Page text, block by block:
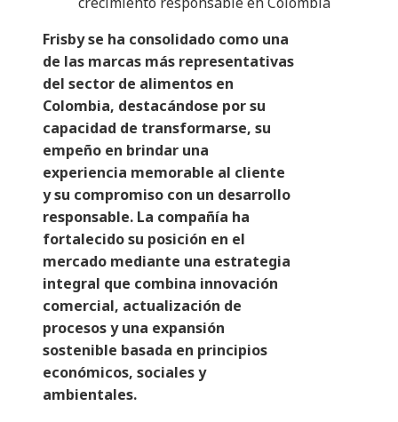
Frisby se ha consolidado como una
de las marcas más representativas
del sector de alimentos en
Colombia, destacándose por su
capacidad de transformarse, su
empeño en brindar una
experiencia memorable al cliente
y su compromiso con un desarrollo
responsable. La compañía ha
fortalecido su posición en el
mercado mediante una estrategia
integral que combina innovación
comercial, actualización de
procesos y una expansión
sostenible basada en principios
económicos, sociales y
ambientales.